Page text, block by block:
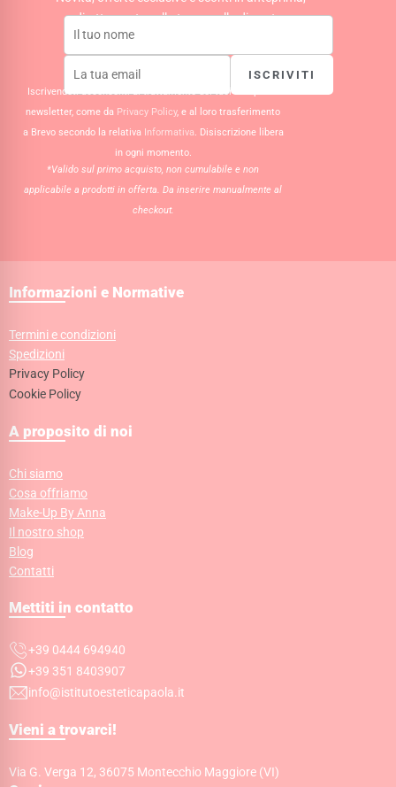
direttamente nella tua casella di posta.
ISCRIVITI
Iscrivendoti acconsenti al trattamento dei tuoi dati per la
newsletter, come da Privacy Policy, e al loro trasferimento
a Brevo secondo la relativa Informativa. Disiscrizione libera
in ogni momento.
*Valido sul primo acquisto, non cumulabile e non
applicabile a prodotti in offerta. Da inserire manualmente al
checkout.
Informazioni e Normative
Termini e condizioni
Spedizioni
Privacy Policy
Cookie Policy
A proposito di noi
Chi siamo
Cosa offriamo
Make-Up By Anna
Il nostro shop
Blog
Contatti
Mettiti in contatto
+39 0444 694940
+39 351 8403907
info@istitutoesteticapaola.it
Vieni a trovarci!
Via G. Verga 12, 36075 Montecchio Maggiore (VI)